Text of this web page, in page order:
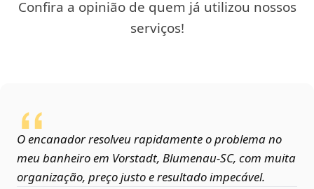
Confira a opinião de quem já utilizou nossos
serviços!
O encanador resolveu rapidamente o problema no
meu banheiro em Vorstadt, Blumenau‑SC, com muita
organização, preço justo e resultado impecável.